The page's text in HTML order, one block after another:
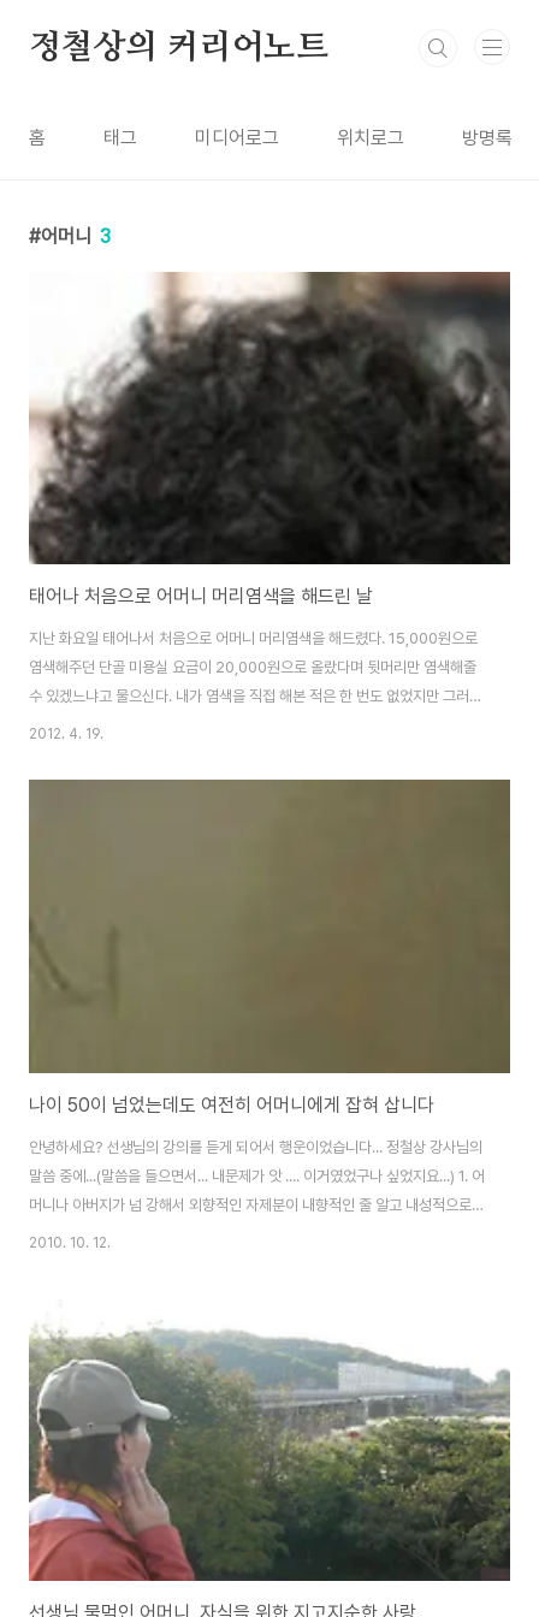
정철상의 커리어노트
홈 태그 미디어로그 위치로그 방명록
어머니 3
태어나 처음으로 어머니 머리염색을 해드린 날
지난 화요일 태어나서 처음으로 어머니 머리염색을 해드렸다. 15,000원으로
염색해주던 단골 미용실 요금이 20,000원으로 올랐다며 뒷머리만 염색해줄
수 있겠느냐고 물으신다. 내가 염색을 직접 해본 적은 한 번도 없었지만 그러겠
다고 대답했다. 집에 염색약은 있지만 한 번도 써본 적이 없어서 어머니가 염색
염색한다는 것이 다소 서툴렀다. 그래서 그런지 어머니는 뒤만 해주면 앞은 본
2012. 4. 19.
나이 50이 넘었는데도 여전히 어머니에게 잡혀 삽니다
안녕하세요? 선생님의 강의를 듣게 되어서 행운이었습니다... 정철상 강사님의
말씀 중에...(말씀을 들으면서... 내문제가 앗 .... 이거였었구나 싶었지요...) 1. 어
머니나 아버지가 넘 강해서 외향적인 자제분이 내향적인 줄 알고 내성적으로
성장한 사람도 있고.... 2. 강한 부모님께 억눌리다보니....자존감을 잃어서.... 외
고 지금도 무진 애를 쓰고 있지요.... 강사님의 그 예제 말씀이 제게 해결점과 위
로를 주었습니다... (이미지출처: Daum이미지 '어머니'검색결과 화면캡쳐) 그
리고...."심리학이 청춘에게 묻다.... "를 읽으..
2010. 10. 12.